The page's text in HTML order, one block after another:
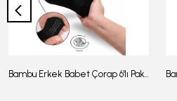
Bambu Erkek Babet Çorap 6'lı Paket - J-03